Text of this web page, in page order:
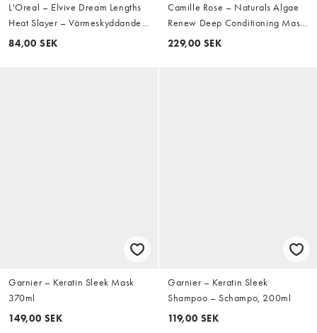
L'Oreal – Elvive Dream Lengths
Heat Slayer – Värmeskyddande
Spray 150ml
84,00 SEK
Camille Rose – Naturals Algae
Renew Deep Conditioning Mask
– Hårbehandling 240 ml
229,00 SEK
Garnier – Keratin Sleek Mask
370ml
149,00 SEK
Garnier – Keratin Sleek
Shampoo – Schampo, 200ml
119,00 SEK